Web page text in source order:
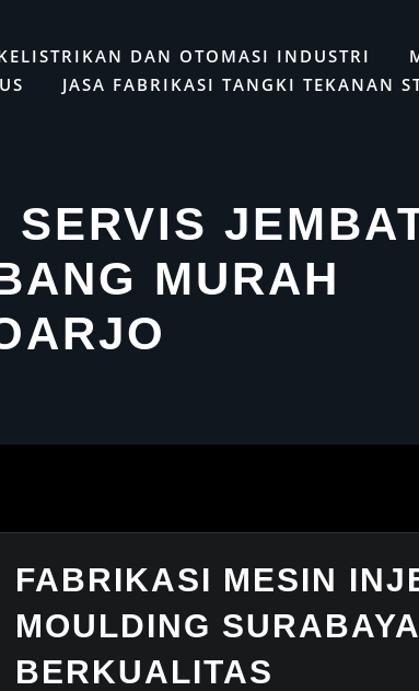
DAN OTOMASI INDUSTRI
JASA FABRIKASI TANGKI TEKANAN
SERVIS
MURAH
FABRIKASI MESIN
MOULDING
BERKUALITAS